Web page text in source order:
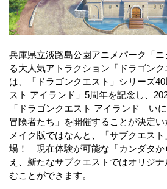
兵庫県立淡路島公園アニメパーク「
る大人気アトラクション「ドラゴン
は、「ドラゴンクエスト」シリーズ
スト アイランド」5周年を記念し、
「ドラゴンクエスト アイランド い
冒険者たち」を開催することが決定い
メイク版ではなんと、「サブクエス
場！ 現在体験が可能な「カンダタか
え、新たなサブクエストではオリジ
むことができます。